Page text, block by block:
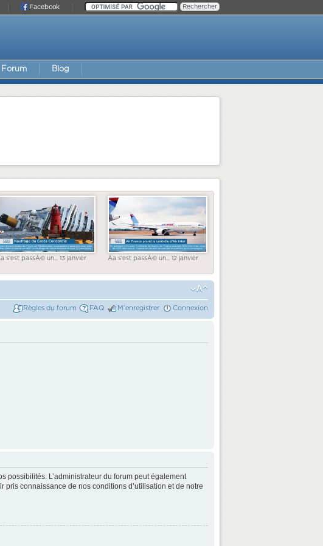
Facebook
Forum Blog
s'est passÃ© un... 13 janvier Ãa s'est passÃ© un... 12 janvier
Règles du forum FAQ M’enregistrer Connexion
possibilités. L’administrateur du forum peut également
connaissance de nos conditions d’utilisation et de notre